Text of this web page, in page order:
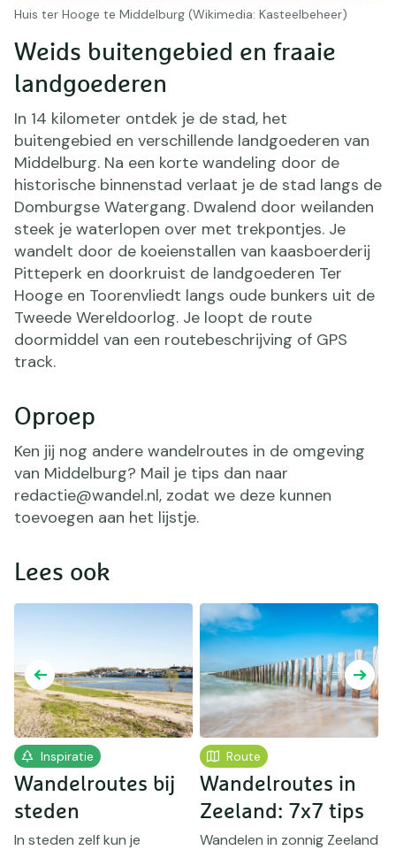
Weids buitengebied en fraaie
landgoederen
In 14 kilometer ontdek je de stad, het
buitengebied en verschillende landgoederen van
Middelburg. Na een korte wandeling door de
historische binnenstad verlaat je de stad langs de
Domburgse Watergang. Dwalend door weilanden
steek je waterlopen over met trekpontjes. Je
wandelt door de koeienstallen van kaasboerderij
Pitteperk en doorkruist de landgoederen Ter
Hooge en Toorenvliedt langs oude bunkers uit de
Tweede Wereldoorlog. Je loopt de route
doormiddel van een routebeschrijving of GPS
track.
Huis ter Hooge te Middelburg (Wikimedia: Kasteelbeheer)
Oproep
Ken jij nog andere wandelroutes in de omgeving
van Middelburg? Mail je tips dan naar
redactie@wandel.nl, zodat we deze kunnen
toevoegen aan het lijstje.
Lees ook
Inspiratie
Wandelroutes bij
steden
In steden zelf kun je
Route
Wandelroutes in
Zeeland: 7x7 tips
Wandelen in zonnig Zeeland